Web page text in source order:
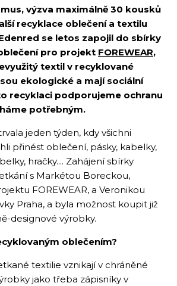
výzva maximálně 30 kousků
recyklace oblečení a textilu
se letos zapojil do sbírky
pro projekt FOREWEAR,
textil v recyklované
ekologické a mají sociální
recyklaci podporujeme ochranu
potřebným.
jeden týden, kdy všichni
přinést oblečení, pásky, kabelky,
hračky.... Zahájení sbírky
s Markétou Boreckou,
FOREWEAR, a Veronikou
Praha, a byla možnost koupit již
designové výrobky.
oblečením?
textilie vznikají v chráněné
jako třeba zápisníky v